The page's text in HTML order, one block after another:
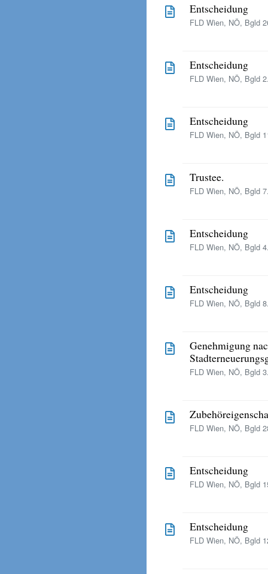
Entscheidung
FLD Wien, NÖ, Bgld
Entscheidung
FLD Wien, NÖ, Bgld
Entscheidung
FLD Wien, NÖ, Bgld
Trustee.
FLD Wien, NÖ, Bgld
Entscheidung
FLD Wien, NÖ, Bgld
Entscheidung
FLD Wien, NÖ, Bgld
Genehmigung
FLD Wien, NÖ, Bgld
FLD Wien, NÖ, Bgld
Entscheidung
FLD Wien, NÖ, Bgld
Entscheidung
FLD Wien, NÖ, Bgld